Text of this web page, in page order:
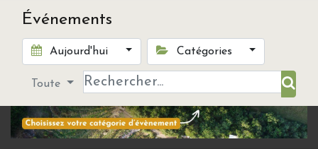
Événements
Aujourd'hui Catégories
Toute